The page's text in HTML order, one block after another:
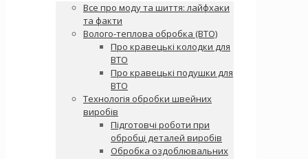
Все про моду та шиття: лайфхаки
та факти
Волого-теплова обробка (ВТО)
Про кравецькі колодки для
ВТО
Про кравецькі подушки для
ВТО
Технологія обробки швейних
виробів
Підготовчі роботи при
обробці деталей виробів
Обробка оздоблювальних